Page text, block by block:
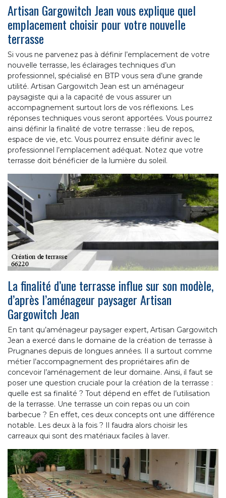
Artisan Gargowitch Jean vous explique quel
emplacement choisir pour votre nouvelle
terrasse
Si vous ne parvenez pas à définir l’emplacement de votre
nouvelle terrasse, les éclairages techniques d’un
professionnel, spécialisé en BTP vous sera d’une grande
utilité. Artisan Gargowitch Jean est un aménageur
paysagiste qui a la capacité de vous assurer un
accompagnement surtout lors de vos réflexions. Les
réponses techniques vous seront apportées. Vous pourrez
ainsi définir la finalité de votre terrasse : lieu de repos,
espace de vie, etc. Vous pourrez ensuite définir avec le
professionnel l’emplacement adéquat. Notez que votre
terrasse doit bénéficier de la lumière du soleil.
La finalité d’une terrasse influe sur son modèle,
d’après l’aménageur paysager Artisan
Gargowitch Jean
En tant qu’aménageur paysager expert, Artisan Gargowitch
Jean a exercé dans le domaine de la création de terrasse à
Prugnanes depuis de longues années. Il a surtout comme
métier l’accompagnement des propriétaires afin de
concevoir l’aménagement de leur domaine. Ainsi, il faut se
poser une question cruciale pour la création de la terrasse :
quelle est sa finalité ? Tout dépend en effet de l’utilisation
de la terrasse. Une terrasse un coin repas ou un coin
barbecue ? En effet, ces deux concepts ont une différence
notable. Les deux à la fois ? Il faudra alors choisir les
carreaux qui sont des matériaux faciles à laver.